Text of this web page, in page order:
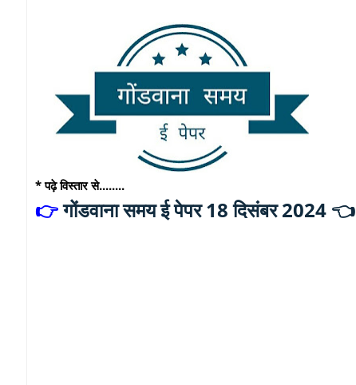
* पढ़े विस्तार से........
👉गोंडवाना समय ई पेपर 18 दिसंबर 2024 👈